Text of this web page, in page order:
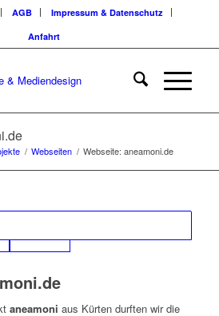
AGB
Impressum & Datenschutz
Anfahrt
/ Webseiten / Webseite: aneamoni.de
aneamoni aus Kürten durften wir die